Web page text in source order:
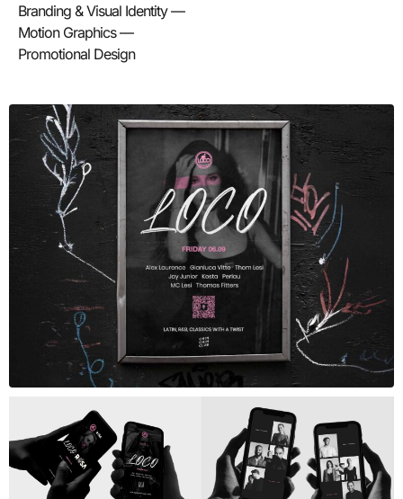
Branding & Visual Identity —
Motion Graphics —
Promotional Design